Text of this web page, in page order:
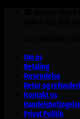
Om os
Betaling
Forsendelse
Retur og
Kontakt os
Privat Politik